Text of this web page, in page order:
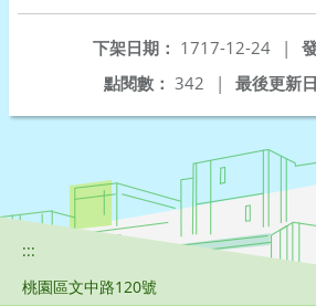
下架日期： 1717-12-24
|
最後更新
點閱數： 342 |
:::
桃園區文中路120號